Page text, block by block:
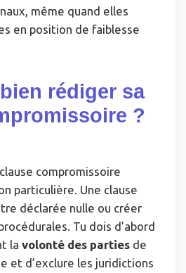
même quand elles
en position de faiblesse
rédiger sa
?
compromissoire
particulière. Une clause
déclarée nulle ou créer
Tu dois d’abord
la volonté des parties de
et d’exclure les juridictions